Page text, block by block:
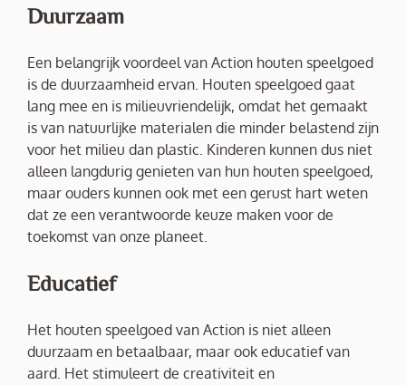
Duurzaam
Een belangrijk voordeel van Action houten speelgoed
is de duurzaamheid ervan. Houten speelgoed gaat
lang mee en is milieuvriendelijk, omdat het gemaakt
is van natuurlijke materialen die minder belastend zijn
voor het milieu dan plastic. Kinderen kunnen dus niet
alleen langdurig genieten van hun houten speelgoed,
maar ouders kunnen ook met een gerust hart weten
dat ze een verantwoorde keuze maken voor de
toekomst van onze planeet.
Educatief
Het houten speelgoed van Action is niet alleen
duurzaam en betaalbaar, maar ook educatief van
aard. Het stimuleert de creativiteit en